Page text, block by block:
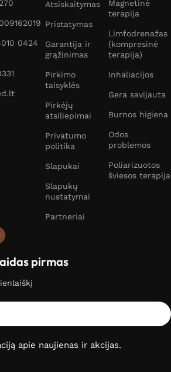
0424
Atsiskaitymas
Pristatymas
Garantija ir
grąžinimas
Pirkimo
taisyklės
Pirkėjų
atsiliepimai
Privatumo
politika
Slapukai
Slapukų
nustatymai
Partneriai
Magnetinė
terapija
Limfodrenažas
(kompresinė
terapija)
Inhaliacijos
Gera savijauta
Burnos higiena
Odos
problemos
Poliarizuotos
šviesos terapija
pirmas
apie naujienas ir akcijas.